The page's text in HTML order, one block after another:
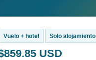
Vuelo + hotel Solo alojamiento
USD